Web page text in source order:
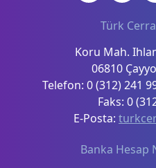
Türk
Koru Mah.
06810
Telefon: 0 (312) 241
Faks: 0
E-Posta:
Banka Hesap